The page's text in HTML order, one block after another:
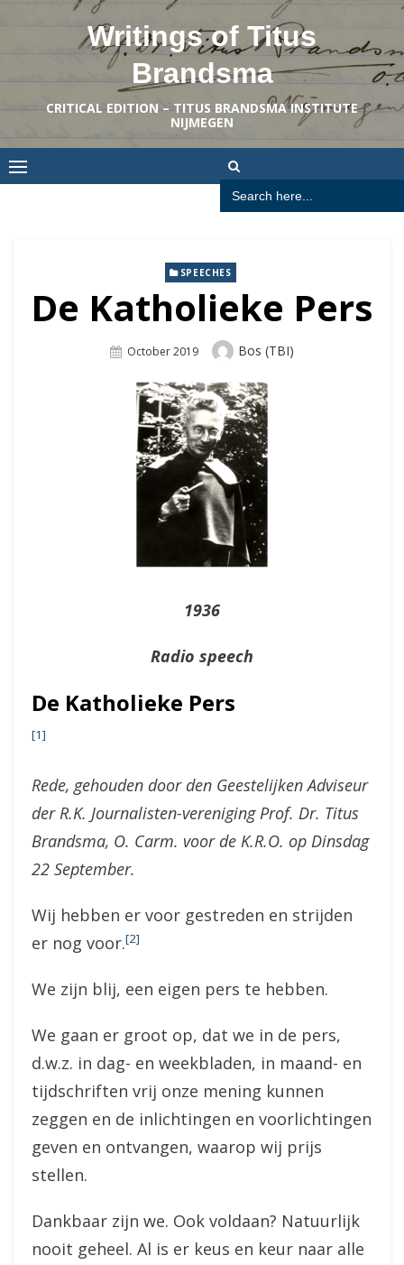
Writings of Titus
Brandsma
CRITICAL EDITION – TITUS BRANDSMA INSTITUTE
NIJMEGEN
Search
for:
SPEECHES
De Katholieke Pers
Posted
October 2019 Author
Bos (TBI)
1936
Radio speech
De Katholieke Pers
[1]
Rede, gehouden door den Geestelijken Adviseur
der R.K. Journalisten-vereniging Prof. Dr. Titus
Brandsma, O. Carm. voor de K.R.O. op Dinsdag
22 September.
Wij hebben er voor gestreden en strijden
er nog voor.[2]
We zijn blij, een eigen pers te hebben.
We gaan er groot op, dat we in de pers,
d.w.z. in dag- en weekbladen, in maand- en
tijdschriften vrij onze mening kunnen
zeggen en de inlichtingen en voorlichtingen
geven en ontvangen, waarop wij prijs
stellen.
Dankbaar zijn we. Ook voldaan? Natuurlijk
nooit geheel. Al is er keus en keur naar alle